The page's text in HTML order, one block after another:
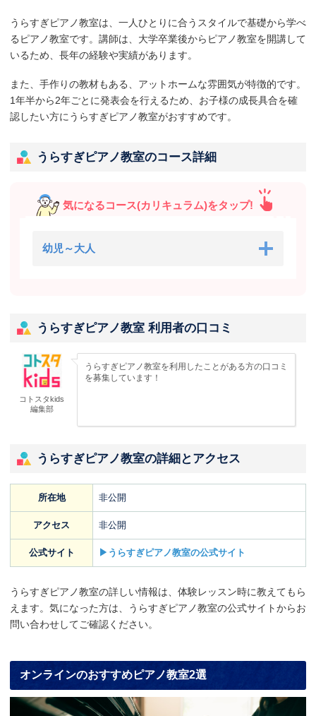
うらすぎピアノ教室は、一人ひとりに合うスタイルで基礎から学べ
るピアノ教室です。講師は、大学卒業後からピアノ教室を開講して
いるため、長年の経験や実績があります。
また、手作りの教材もある、アットホームな雰囲気が特徴的です。
1年半から2年ごとに発表会を行えるため、お子様の成長具合を確
認したい方にうらすぎピアノ教室がおすすめです。
うらすぎピアノ教室のコース詳細
気になるコース(カリキュラム)をタップ!
幼児～大人
うらすぎピアノ教室 利用者の口コミ
コトスタkids
編集部
うらすぎピアノ教室を利用したことがある方の口コミ
を募集しています！
うらすぎピアノ教室の詳細とアクセス
所在地 非公開
アクセス 非公開
公式サイト ▶うらすぎピアノ教室の公式サイト
うらすぎピアノ教室の詳しい情報は、体験レッスン時に教えてもら
えます。気になった方は、うらすぎピアノ教室の公式サイトからお
問い合わせしてご確認ください。
オンラインのおすすめピアノ教室2選